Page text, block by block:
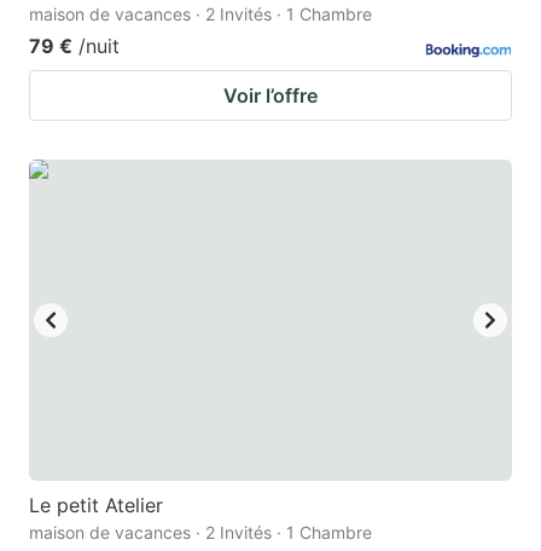
maison de vacances · 2 Invités · 1 Chambre
79 € /nuit
Voir l’offre
Le petit Atelier
maison de vacances · 2 Invités · 1 Chambre